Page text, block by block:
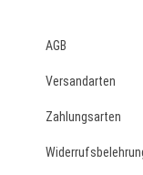
AGB
Versandarten
Zahlungsarten